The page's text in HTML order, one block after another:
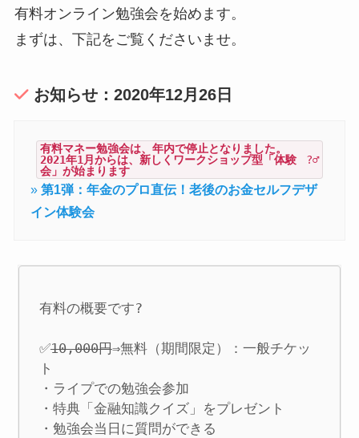
有料オンライン勉強会を始めます。
まずは、下記をご覧くださいませ。
お知らせ：2020年12月26日
有料マネー勉強会は、年内で停止となりました。
2021年1月からは、新しくワークショップ型「体験
会」が始まります
?‍♂️
» 第1弾：年金のプロ直伝！老後のお金セルフデザ
イン体験会
有料の概要です?
✅10,000円⇒無料（期間限定）
：一般チケッ
ト
・ライプでの勉強会参加
・特典「金融知識クイズ」をプレゼント
・勉強会当日に質問ができる